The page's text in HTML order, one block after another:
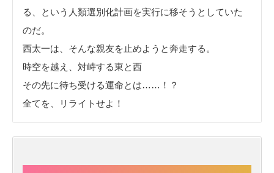
る、という人類選別化計画を実行に移そうとしていた
のだ。
西太一は、そんな親友を止めようと奔走する。
時空を越え、対峙する東と西
その先に待ち受ける運命とは……！？
全てを、リライトせよ！